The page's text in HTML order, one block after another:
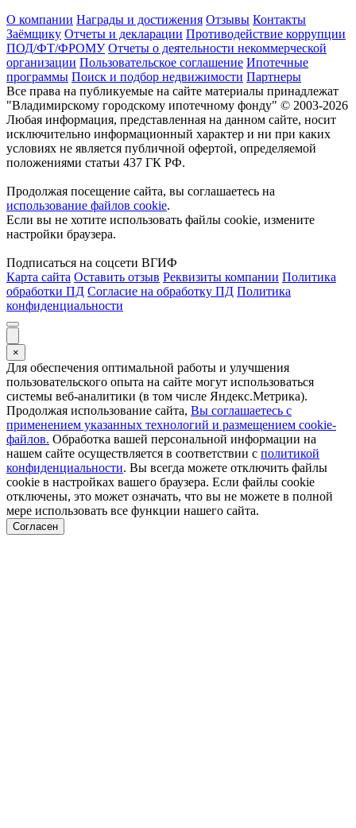
О компании Награды и достижения Отзывы Контакты
Заёмщику Отчеты и декларации Противодействие коррупции
ПОД/ФТ/ФРОМУ Отчеты о деятельности некоммерческой
организации Пользовательское соглашение Ипотечные
программы Поиск и подбор недвижимости Партнеры
Все права на публикуемые на сайте материалы принадлежат
"Владимирскому городскому ипотечному фонду" © 2003-2026
Любая информация, представленная на данном сайте, носит
исключительно информационный характер и ни при каких
условиях не является публичной офертой, определяемой
положениями статьи 437 ГК РФ.
Продолжая посещение сайта, вы соглашаетесь на
использование файлов cookie.
Если вы не хотите использовать файлы cookie, измените
настройки браузера.
Подписаться на соцсети ВГИФ
Карта сайта Оставить отзыв Реквизиты компании Политика
обработки ПД Согласие на обработку ПД Политика
конфиденциальности
×
Для обеспечения оптимальной работы и улучшения
пользовательского опыта на сайте могут использоваться
системы веб-аналитики (в том числе Яндекс.Метрика).
Продолжая использование сайта, Вы соглашаетесь с
применением указанных технологий и размещением cookie-
файлов. Обработка вашей персональной информации на
нашем сайте осуществляется в соответствии с политикой
конфиденциальности. Вы всегда можете отключить файлы
cookie в настройках вашего браузера. Если файлы cookie
отключены, это может означать, что вы не можете в полной
мере использовать все функции нашего сайта.
Согласен